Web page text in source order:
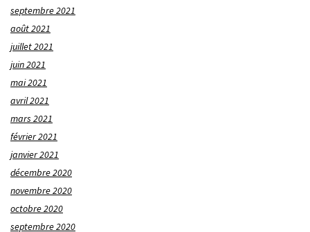
septembre 2021
août 2021
juillet 2021
juin 2021
mai 2021
avril 2021
mars 2021
février 2021
janvier 2021
décembre 2020
novembre 2020
octobre 2020
septembre 2020